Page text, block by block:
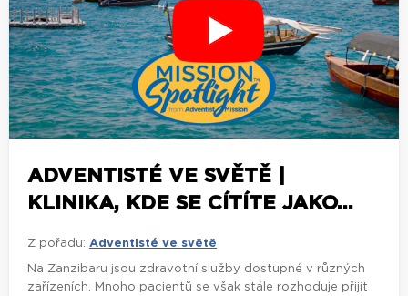
ADVENTISTÉ VE SVĚTĚ |
KLINIKA, KDE SE CÍTÍTE JAKO...
Z pořadu: Adventisté ve světě
Na Zanzibaru jsou zdravotní služby dostupné v různých
zařízeních. Mnoho pacientů se však stále rozhoduje přijít